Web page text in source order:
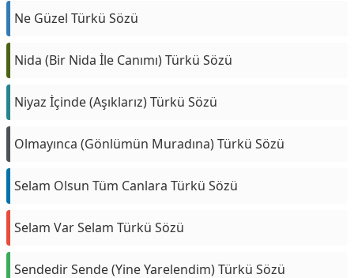
Ne Güzel Türkü Sözü
Nida (Bir Nida İle Canımı) Türkü Sözü
Niyaz İçinde (Aşıklarız) Türkü Sözü
Olmayınca (Gönlümün Muradına) Türkü Sözü
Selam Olsun Tüm Canlara Türkü Sözü
Selam Var Selam Türkü Sözü
Sendedir Sende (Yine Yarelendim) Türkü Sözü